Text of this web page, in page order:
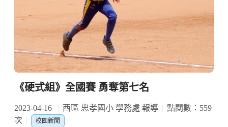
《硬式組》全國賽 勇奪第七名
2023-04-16 西區 忠孝國小 學務處 報導
點閱數：559
次
校園新聞